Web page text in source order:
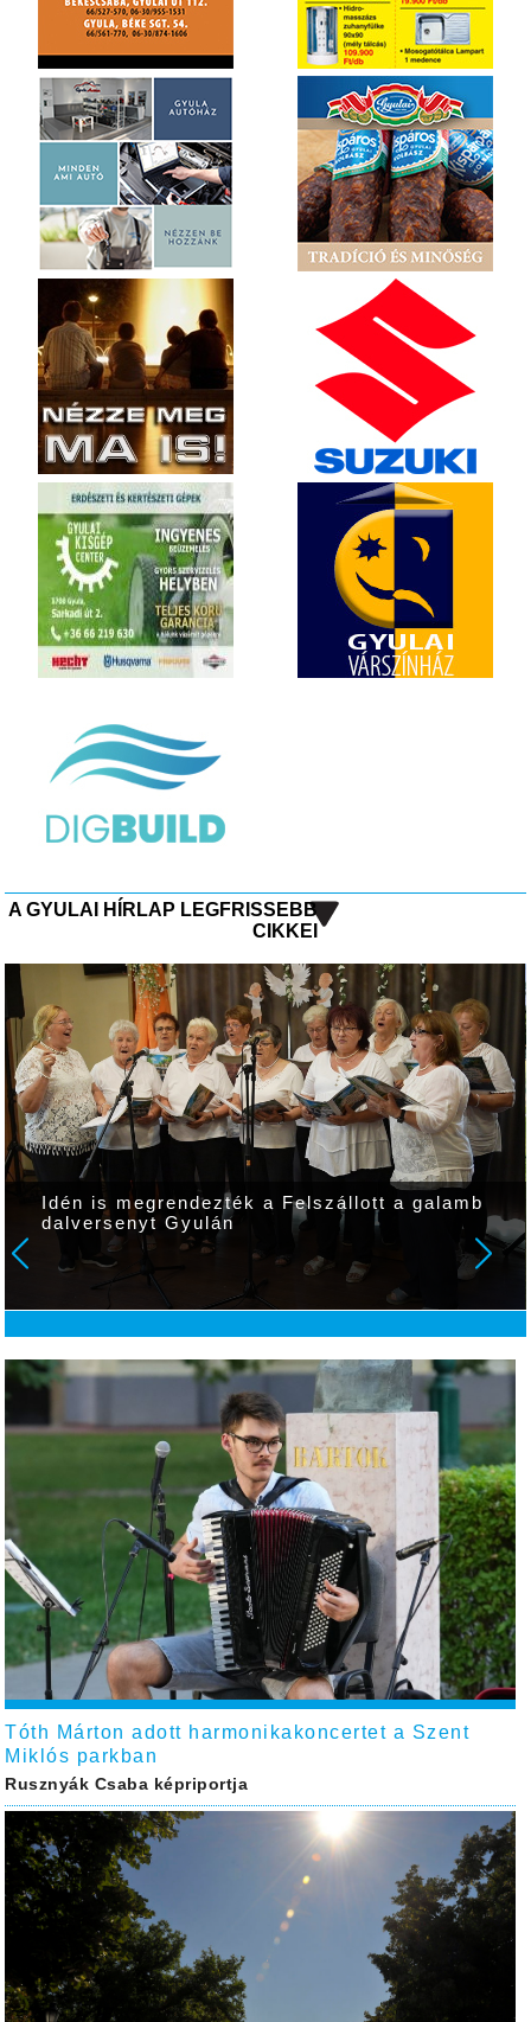
A GYULAI HÍRLAP LEGFRISSEBB
CIKKEI
Idén is megrendezték a Felszállott a galamb
dalversenyt Gyulán
Tóth Márton adott harmonikakoncertet a Szent
Miklós parkban
Rusznyák Csaba képriportja